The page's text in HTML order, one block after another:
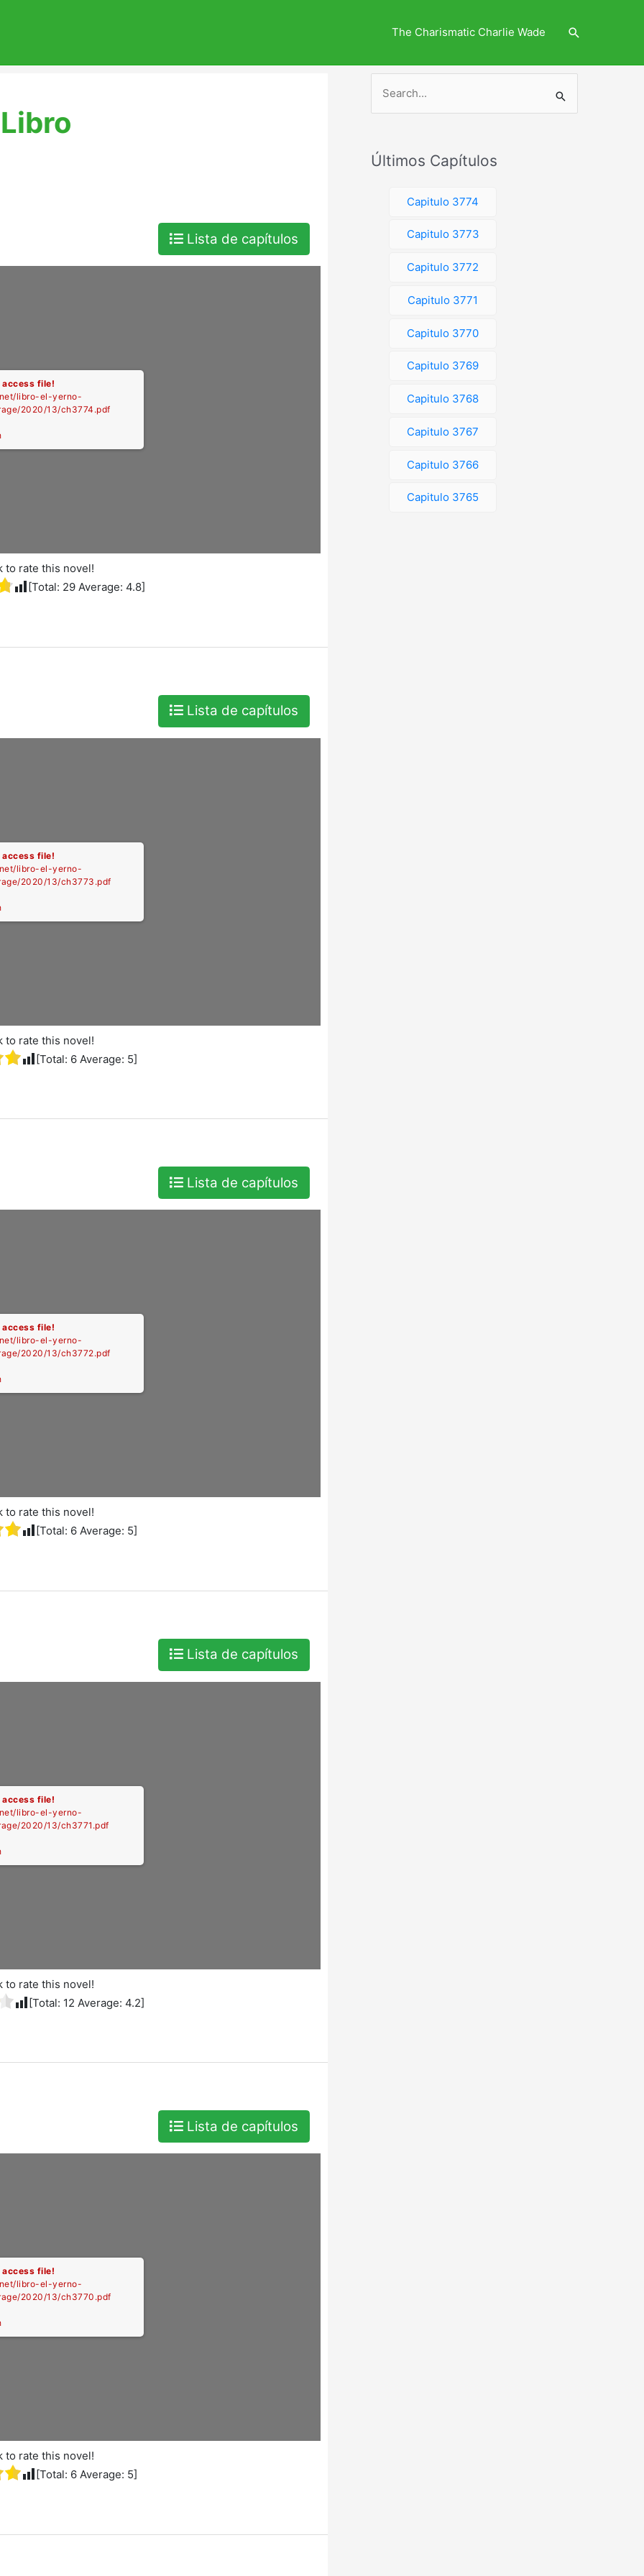
The Charismatic Charlie Wade Search
Libro
Lista de capítulos
access file!
libro-el-yerno-
2020/13/ch3774.pdf
to rate this novel!
[Total: 29Average: 4.8]
Lista de capítulos
access file!
libro-el-yerno-
2020/13/ch3773.pdf
to rate this novel!
[Total: 6Average: 5]
Lista de capítulos
access file!
libro-el-yerno-
2020/13/ch3772.pdf
to rate this novel!
[Total: 6Average: 5]
Lista de capítulos
access file!
libro-el-yerno-
2020/13/ch3771.pdf
to rate this novel!
[Total: 12 Average: 4.2]
Lista de capítulos
access file!
libro-el-yerno-
2020/13/ch3770.pdf
to rate this novel!
[Total: 6Average: 5]
c
Últimos Capítulos
Capitulo 3774
Capitulo 3773
Capitulo 3772
Capitulo 3771
Capitulo 3770
Capitulo 3769
Capitulo 3768
Capitulo 3767
Capitulo 3766
Capitulo 3765